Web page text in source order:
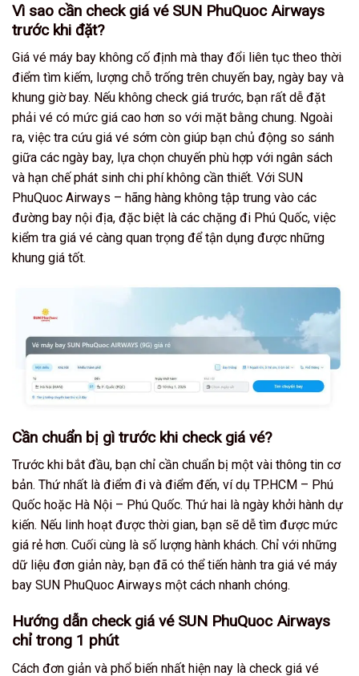
Vì sao cần check giá vé SUN PhuQuoc Airways
trước khi đặt?
Giá vé máy bay không cố định mà thay đổi liên tục theo thời
điểm tìm kiếm, lượng chỗ trống trên chuyến bay, ngày bay và
khung giờ bay. Nếu không check giá trước, bạn rất dễ đặt
phải vé có mức giá cao hơn so với mặt bằng chung. Ngoài
ra, việc tra cứu giá vé sớm còn giúp bạn chủ động so sánh
giữa các ngày bay, lựa chọn chuyến phù hợp với ngân sách
và hạn chế phát sinh chi phí không cần thiết. Với SUN
PhuQuoc Airways – hãng hàng không tập trung vào các
đường bay nội địa, đặc biệt là các chặng đi Phú Quốc, việc
kiểm tra giá vé càng quan trọng để tận dụng được những
khung giá tốt.
Cần chuẩn bị gì trước khi check giá vé?
Trước khi bắt đầu, bạn chỉ cần chuẩn bị một vài thông tin cơ
bản. Thứ nhất là điểm đi và điểm đến, ví dụ TP.HCM – Phú
Quốc hoặc Hà Nội – Phú Quốc. Thứ hai là ngày khởi hành dự
kiến. Nếu linh hoạt được thời gian, bạn sẽ dễ tìm được mức
giá rẻ hơn. Cuối cùng là số lượng hành khách. Chỉ với những
dữ liệu đơn giản này, bạn đã có thể tiến hành tra giá vé máy
bay SUN PhuQuoc Airways một cách nhanh chóng.
Hướng dẫn check giá vé SUN PhuQuoc Airways
chỉ trong 1 phút
Cách đơn giản và phổ biến nhất hiện nay là check giá vé